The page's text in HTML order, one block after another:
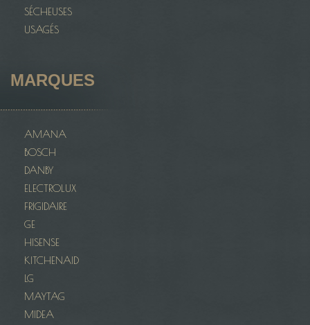
SÉCHEUSES
USAGÉS
MARQUES
AMANA
BOSCH
DANBY
ELECTROLUX
FRIGIDAIRE
GE
HISENSE
KITCHENAID
LG
MAYTAG
MIDEA